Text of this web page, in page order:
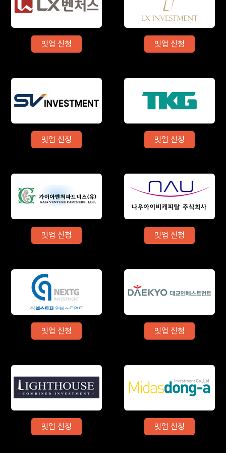
밋업 신청 밋업 신청
밋업 신청 밋업 신청
밋업 신청 밋업 신청
밋업 신청 밋업 신청
밋업 신청 밋업 신청